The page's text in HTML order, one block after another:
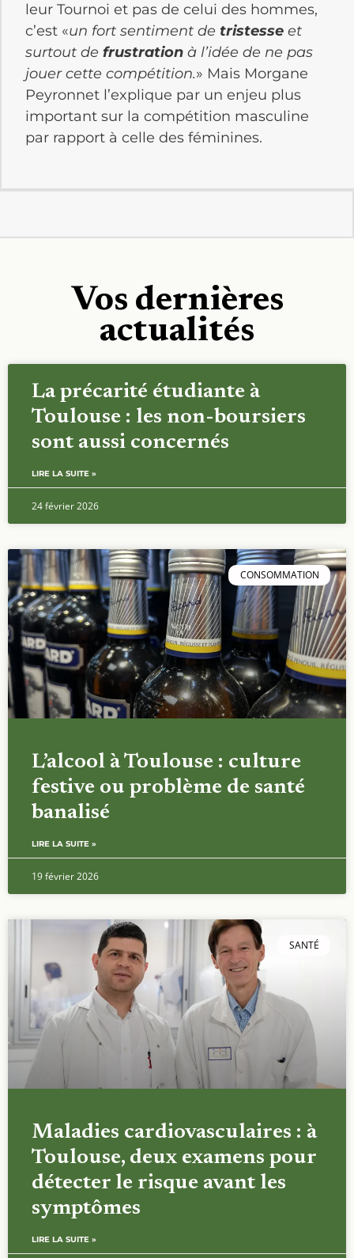
leur Tournoi et pas de celui des hommes,
c’est «un fort sentiment de tristesse et
surtout de frustration à l’idée de ne pas
jouer cette compétition.» Mais Morgane
Peyronnet l’explique par un enjeu plus
important sur la compétition masculine
par rapport à celle des féminines.
Vos dernières
actualités
La précarité étudiante à
Toulouse : les non-boursiers
sont aussi concernés
LIRE LA SUITE »
24 février 2026
CONSOMMATION
L’alcool à Toulouse : culture
festive ou problème de santé
banalisé
LIRE LA SUITE »
19 février 2026
SANTÉ
Maladies cardiovasculaires : à
Toulouse, deux examens pour
détecter le risque avant les
symptômes
LIRE LA SUITE »